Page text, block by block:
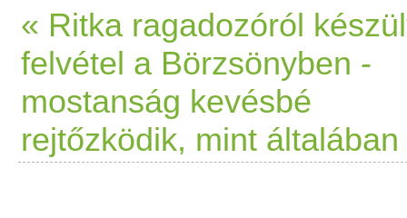
boltba, csak ki afűszer
Hozzávalók: 25 dkg
dkgpirított tökmag
ekjoghurtfél ek apróra
« Ritka ragadozóról
felvétel a Börzsönyben -
mostanság kevésbé
rejtőzködik, mint általában